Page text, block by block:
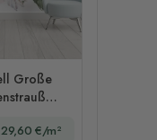
Große
29,60 €/m²